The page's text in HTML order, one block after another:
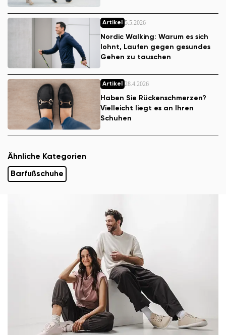
Artikel
5.5.2026
Nordic Walking: Warum es sich
lohnt, Laufen gegen gesundes
Gehen zu tauschen
Artikel
28.4.2026
Haben Sie Rückenschmerzen?
Vielleicht liegt es an Ihren
Schuhen
Ähnliche Kategorien
Barfußschuhe